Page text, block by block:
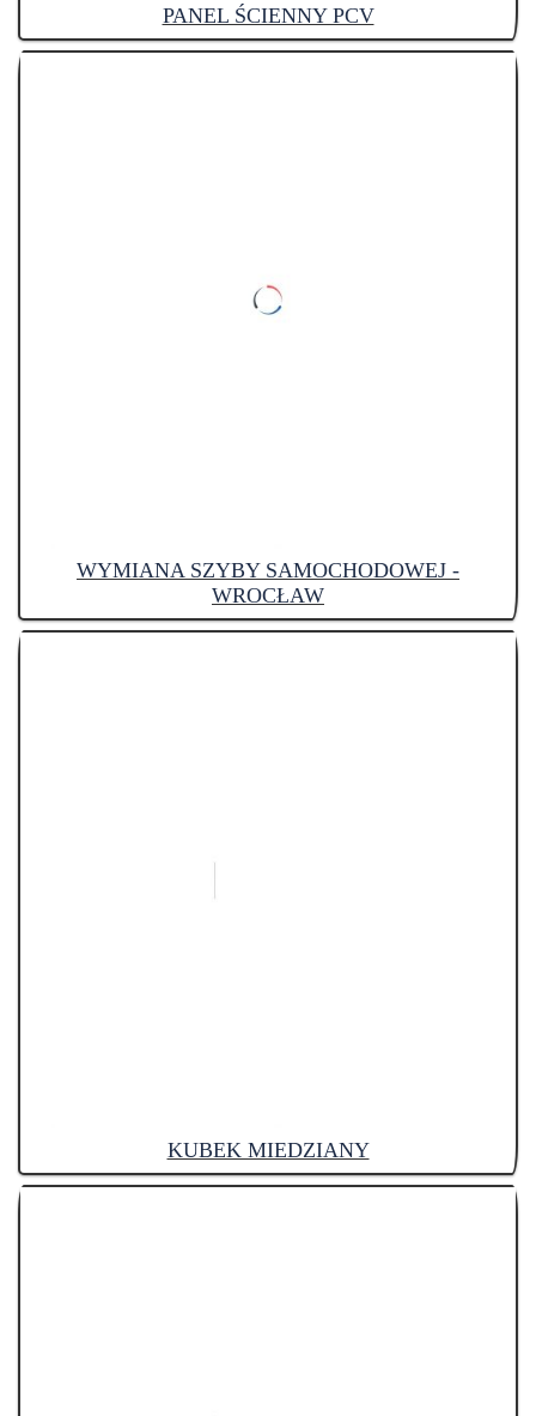
PANEL ŚCIENNY PCV
WYMIANA SZYBY SAMOCHODOWEJ -
WROCŁAW
KUBEK MIEDZIANY